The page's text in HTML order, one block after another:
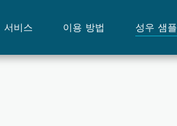
서비스 이용 방법 성우 샘플